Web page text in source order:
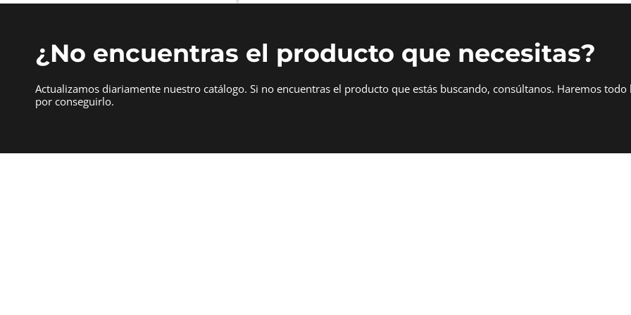
¿No encuentras el producto que necesitas?
Actualizamos diariamente nuestro catálogo. Si no encuentras el producto que estás buscando, consúltanos. Haremos
por conseguirlo.